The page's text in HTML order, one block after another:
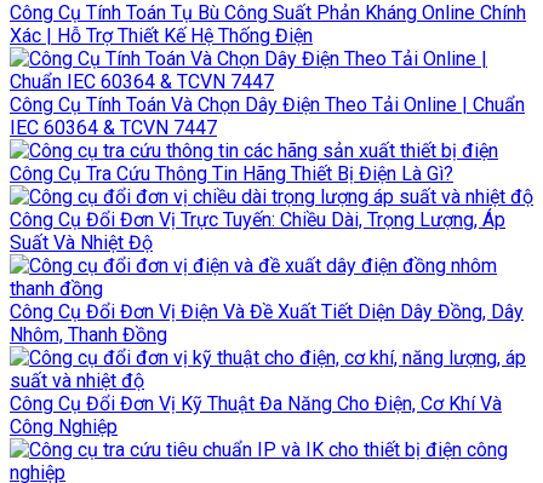
Công Cụ Tính Toán Tụ Bù Công Suất Phản Kháng Online Chính
Xác | Hỗ Trợ Thiết Kế Hệ Thống Điện
Công Cụ Tính Toán Và Chọn Dây Điện Theo Tải Online | Chuẩn
IEC 60364 & TCVN 7447
Công Cụ Tra Cứu Thông Tin Hãng Thiết Bị Điện Là Gì?
Công Cụ Đổi Đơn Vị Trực Tuyến: Chiều Dài, Trọng Lượng, Áp
Suất Và Nhiệt Độ
Công Cụ Đổi Đơn Vị Điện Và Đề Xuất Tiết Diện Dây Đồng, Dây
Nhôm, Thanh Đồng
Công Cụ Đổi Đơn Vị Kỹ Thuật Đa Năng Cho Điện, Cơ Khí Và
Công Nghiệp